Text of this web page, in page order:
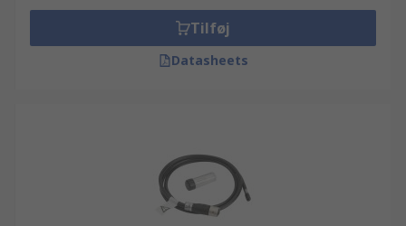
Tilføj
Datasheets